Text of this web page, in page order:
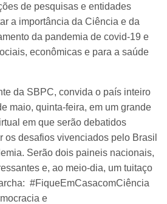
de pesquisas e entidades
a importância da Ciência e da
da pandemia de covid-19 e
econômicas e para a saúde
da SBPC, convida o país inteiro
maio, quinta-feira, em um grande
em que serão debatidos
os desafios vivenciados pelo Brasil
Serão dois paineis nacionais,
e, ao meio-dia, um tuitaço
#FiqueEmCasacomCiência
e